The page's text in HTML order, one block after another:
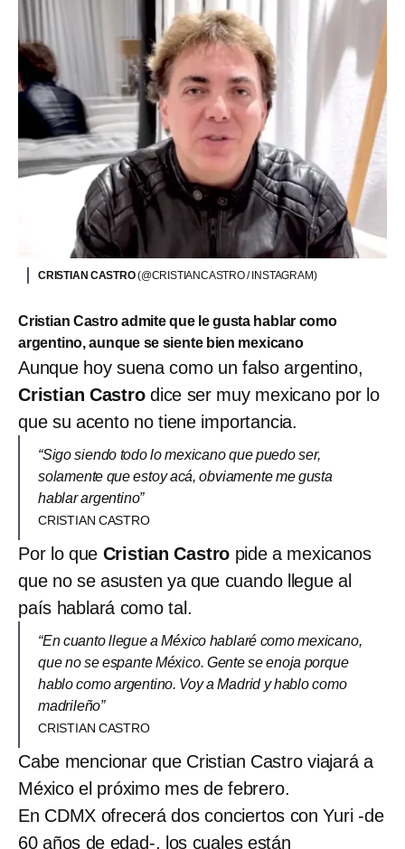
CRISTIAN CASTRO(@CRISTIANCASTRO / INSTAGRAM)
Cristian Castro admite que le gusta hablar como
argentino, aunque se siente bien mexicano
Aunque hoy suena como un falso argentino,
Cristian Castrodice ser muy mexicano por lo
que su acento no tiene importancia.
“Sigo siendo todo lo mexicano que puedo ser,
solamente que estoy acá, obviamente me gusta
hablar argentino”
CRISTIAN CASTRO
Por lo que Cristian Castro pide a mexicanos
que no se asusten ya que cuando llegue al
país hablará como tal.
“En cuanto llegue a México hablaré como mexicano,
que no se espante México. Gente se enoja porque
hablo como argentino. Voy a Madrid y hablo como
madrileño”
CRISTIAN CASTRO
Cabe mencionar que Cristian Castro viajará a
México el próximo mes de febrero.
En CDMX ofrecerá dos conciertos con Yuri -de
60 años de edad-, los cuales están